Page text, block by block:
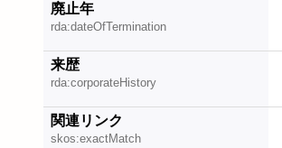
廃止年
rda:dateOfTermination
来歴
rda:corporateHistory
関連リンク
skos:exactMatch